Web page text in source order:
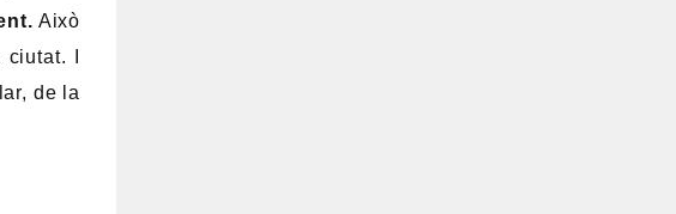
Això
I
de la